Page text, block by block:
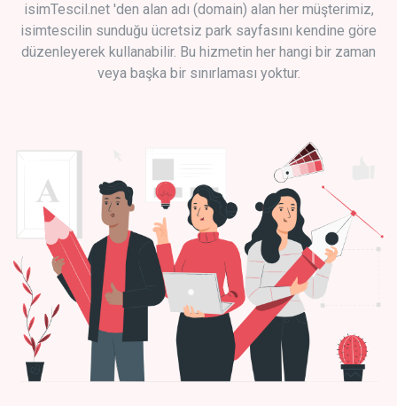
isimTescil.net 'den alan adı (domain) alan her müşterimiz,
isimtescilin sunduğu ücretsiz park sayfasını kendine göre
düzenleyerek kullanabilir. Bu hizmetin her hangi bir zaman
veya başka bir sınırlaması yoktur.